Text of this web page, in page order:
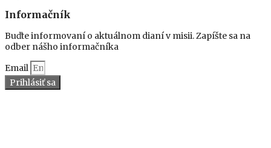
Informačník
Buďte informovaní o aktuálnom dianí v misii. Zapíšte sa na
odber nášho informačníka
Email
Prihlásiť sa